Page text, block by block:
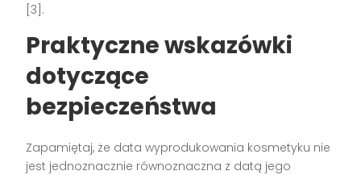
[3].
Praktyczne wskazówki
dotyczące
bezpieczeństwa
Zapamiętaj, że data wyprodukowania kosmetyku nie
jest jednoznacznie równoznaczna z datą jego